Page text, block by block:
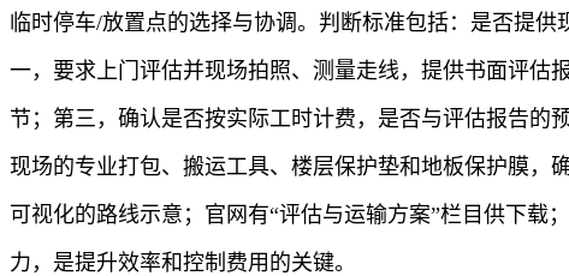
临时停车/放置点的选择与协调。判断标准包括：是否提
一，要求上门评估并现场拍照、测量走线，提供书面评估
节；第三，确认是否按实际工时计费，是否与评估报告的
现场的专业打包、搬运工具、楼层保护垫和地板保护膜，
可视化的路线示意；官网有“评估与运输方案”栏目供下
力，是提升效率和控制费用的关键。